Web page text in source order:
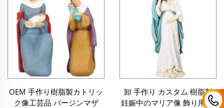
OEM 手作り樹脂製カトリッ
ク像工芸品 バージンマザ
卸 手作り カスタム 樹脂製
妊娠中のマリア像 飾り用 宗